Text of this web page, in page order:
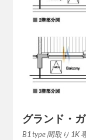
グランド・
B1 type 間取り 1K